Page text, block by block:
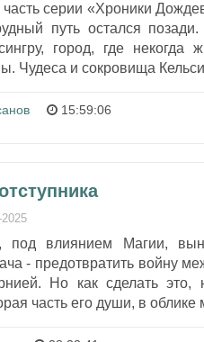
часть серии «Хроники
путь остался
город, где
Чудеса и сокровища
15:59:06
под влиянием Магии,
- предотвратить войну
Но как сделать это,
часть его души, в облике